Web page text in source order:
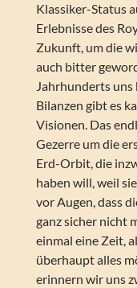
Klassiker-Status
Erlebnisse des
Zukunft, um die
auch bitter
Jahrhunderts
Bilanzen gibt es
Visionen. Das
Gezerre um die
Erd-Orbit, die
haben will, weil
vor Augen, dass
ganz sicher nicht
einmal eine Zeit,
überhaupt alles
erinnern wir uns